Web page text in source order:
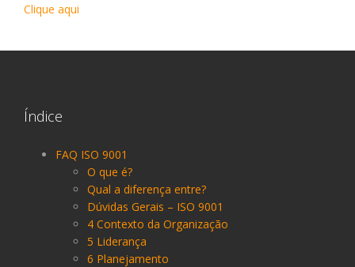
Clique aqui
Índice
FAQ ISO 9001
O que é?
Qual a diferença entre?
Dúvidas Gerais – ISO 9001
4 Contexto da Organização
5 Liderança
6 Planejamento